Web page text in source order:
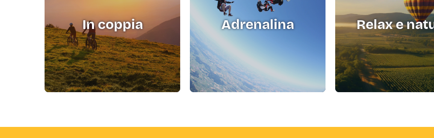
In coppia Adrenalina Relax e